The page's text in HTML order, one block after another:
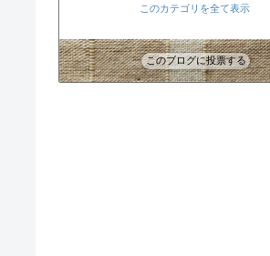
CreativeDisc☆Label's
このカテゴリを全て表示
このブログに投票する